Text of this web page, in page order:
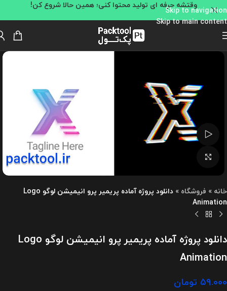
Skip to navigation
Skip to main content
وقتشه حرفه ای تولید محتوا کنی؛ همین حالا شروع کن!
تماشای ویدئو
خانه » فروشگاه »
دانلود پروژه آماده پریمیر پرو انیمیشن لوگو Logo
Animation
دانلود پروژه آماده پریمیر پرو انیمیشن لوگو Logo
Animation
۵۹.۰۰۰ تومان